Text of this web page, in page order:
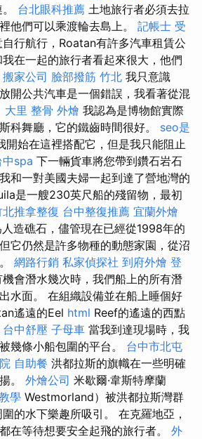
台北眼科推薦 土地旅行者必須去拉
他們可以乘渡輪去島上。 記帳士 受
行航行，Roatan有許多汽車租賃公
在一起的旅行者看起來很大，他們
搬家公司 臉部撥筋 竹北 我只意識
開公共汽車是一個錯誤，我看著從混
大里 整骨 外燴 我認為是博物館實際
科舞廳，它的鐵齒時間很好。 seo是
開始在這裡搭配它，但是我只能阻止
中spa 下一輛貨車將您帶到鑽石岩石
和一對美國夫婦一起到達了營地灣的
是一艘230英尺船的殘留物，最初
北推拿整復 台中整復推薦 宜蘭外燴
造礁石，儘管現在已經從1998年的
它仍然是許多物種的動態家園，從沼
網路行銷 私家偵探社 到府外燴 登
會潛水幾次時，我們船上的所有潛
水面。 在組織設備並在船上睡個好
遙遠的Eel html Reef的遙遠的西點
台中舒壓 子母車 當我到達現場時，我
幾條小船包圍的平台。 台中市北屯
自助餐 洪都拉斯的旗幟在一些明確
。 外燴公司 米歇爾·韋斯特摩蘭
學 Westmorland）被洪都拉斯灣群
的水下樂趣所吸引。 在克羅地亞，
在等待想要安全起飛的旅行者。 外